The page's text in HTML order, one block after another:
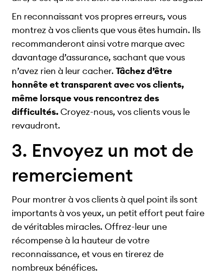
En reconnaissant vos propres erreurs, vous
montrez à vos clients que vous êtes humain. Ils
recommanderont ainsi votre marque avec
davantage d’assurance, sachant que vous
n’avez rien à leur cacher. Tâchez d’être
honnête et transparent avec vos clients,
même lorsque vous rencontrez des
difficultés.Croyez-nous, vos clients vous le
revaudront.
3. Envoyez un mot de
remerciement
Pour montrer à vos clients à quel point ils sont
importants à vos yeux, un petit effort peut faire
de véritables miracles. Offrez-leur une
récompense à la hauteur de votre
reconnaissance, et vous en tirerez de
nombreux bénéfices.